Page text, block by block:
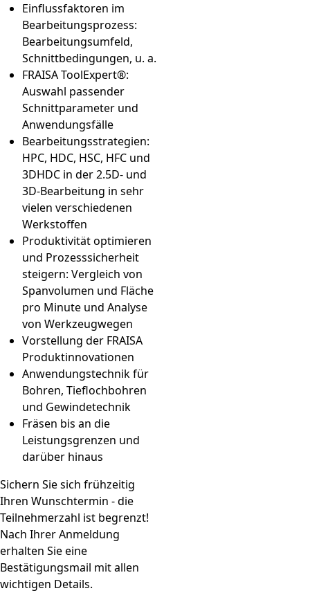
Einflussfaktoren im
Bearbeitungsprozess:
Bearbeitungsumfeld,
Schnittbedingungen, u. a.
FRAISA ToolExpert®:
Auswahl passender
Schnittparameter und
Anwendungsfälle
Bearbeitungsstrategien:
HPC, HDC, HSC, HFC und
3DHDC in der 2.5D- und
3D-Bearbeitung in sehr
vielen verschiedenen
Werkstoffen
Produktivität optimieren
und Prozesssicherheit
steigern: Vergleich von
Spanvolumen und Fläche
pro Minute und Analyse
von Werkzeugwegen
Vorstellung der FRAISA
Produktinnovationen
Anwendungstechnik für
Bohren, Tieflochbohren
und Gewindetechnik
Fräsen bis an die
Leistungsgrenzen und
darüber hinaus
Sichern Sie sich frühzeitig
Ihren Wunschtermin - die
Teilnehmerzahl ist begrenzt!
Nach Ihrer Anmeldung
erhalten Sie eine
Bestätigungsmail mit allen
wichtigen Details.